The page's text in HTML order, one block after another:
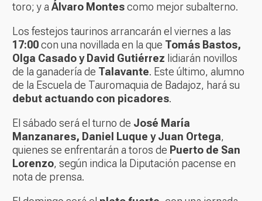
toro; y a Álvaro Montescomo mejor subalterno.
Los festejos taurinos arrancarán el viernes a las
17:00con una novillada en la que Tomás Bastos,
Olga Casado y David Gutiérrez lidiarán novillos
de la ganadería de Talavante. Este último, alumno
de la Escuela de Tauromaquia de Badajoz, hará su
debut actuando con picadores.
El sábado será el turno de José María
Manzanares, Daniel Luque y Juan Ortega,
quienes se enfrentarán a toros de Puerto de San
Lorenzo, según indica la Diputación pacense en
nota de prensa.